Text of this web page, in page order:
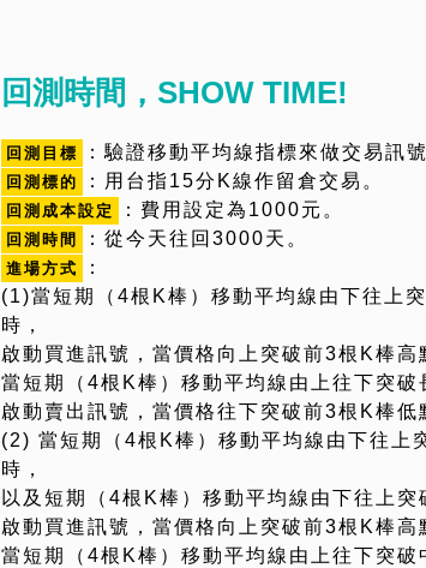
回測時間，SHOW TIME!
回測目標 ：驗證移動平均線指標來做交易訊
回測標的 ：用台指15分K線作留倉交易。
回測成本設定 ：費用設定為1000元。
回測時間 ：從今天往回3000天。
進場方式
：
(1)當短期（4根K棒）移動平均線由下往上
時，
啟動買進訊號，當價格向上突破前3根K棒高
當短期（4根K棒）移動平均線由上往下突破
啟動賣出訊號，當價格往下突破前3根K棒低
(2) 當短期（4根K棒）移動平均線由下往上
時，
以及短期（4根K棒）移動平均線由下往上
啟動買進訊號，當價格向上突破前3根K棒高
當短期（4根K棒）移動平均線由上往下突破